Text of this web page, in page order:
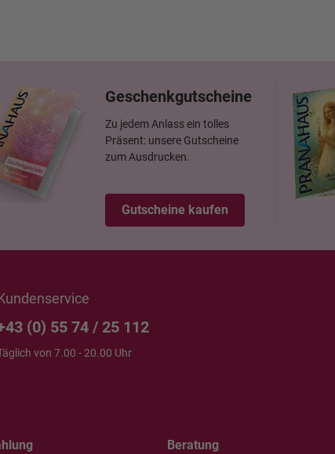
Geschenkgutscheine
Zu jedem Anlass ein tolles
Präsent: unsere Gutscheine
zum Ausdrucken.
Gutscheine kaufen
(0) 55 74 / 25 112
von 7.00 - 20.00 Uhr
Beratung